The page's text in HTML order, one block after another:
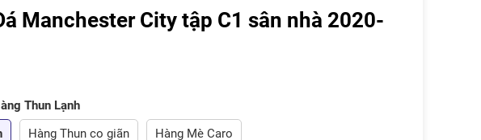
TIẾP TỤC MUA HÀNG
Manchester City tập C1 sân nhà 2020-
Thun Lạnh
Hàng Thun co giãn
Hàng Mè Caro